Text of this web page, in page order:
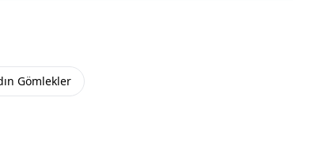
Gömlekler